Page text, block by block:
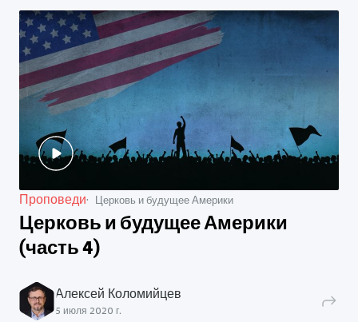
Проповеди Церковь и будущее Америки
Церковь и будущее Америки
(часть 4)
Алексей Коломийцев
5 июля 2020 г.